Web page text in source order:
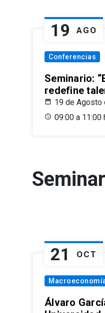
19 AGO
Conferencias
Seminario:
redefine
19 de Agosto
09:00 a 11:00
21 OCT
Álvaro